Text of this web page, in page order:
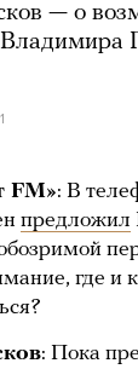
— о
Владимира
FM»: В
предложил
где и
: Пока